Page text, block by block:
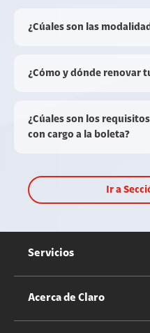
¿Cúales son las
¿Cómo y dónde renovar
¿Cúales son los
con cargo a la boleta?
Ir a
Servicios
Servicios Móviles
Acerca de Claro